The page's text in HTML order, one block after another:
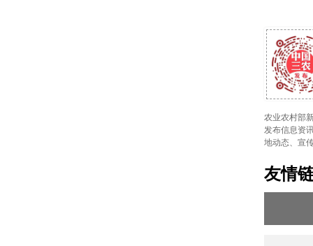
农业农村部
发布信息资
地动态、宣
友情